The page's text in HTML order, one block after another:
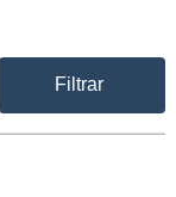
Filtrar